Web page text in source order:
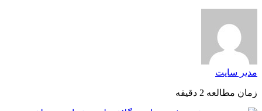
مدیر سایت
زمان مطالعه 2 دقیقه